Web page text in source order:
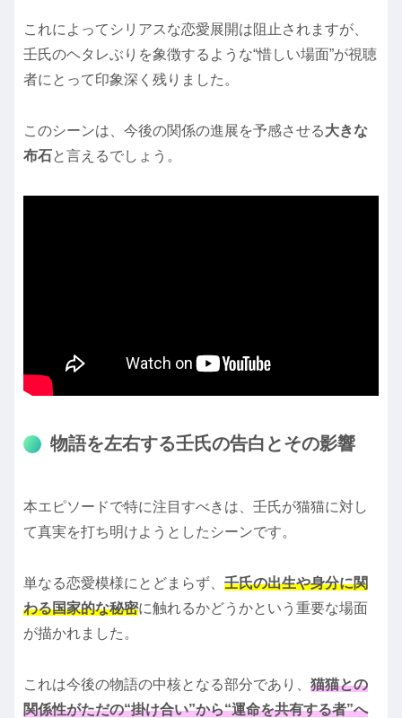
これによってシリアスな恋愛展開は阻止されますが、
壬氏のヘタレぶりを象徴するような“惜しい場面”が視聴
者にとって印象深く残りました。
このシーンは、今後の関係の進展を予感させる大きな
布石と言えるでしょう。
物語を左右する壬氏の告白とその影響
本エピソードで特に注目すべきは、壬氏が猫猫に対し
て真実を打ち明けようとしたシーンです。
単なる恋愛模様にとどまらず、 壬氏の出生や身分に関
わる国家的な秘密に触れるかどうかという重要な場面
が描かれました。
これは今後の物語の中核となる部分であり、 猫猫との
関係性がただの“掛け合い”から“運命を共有する者”へ